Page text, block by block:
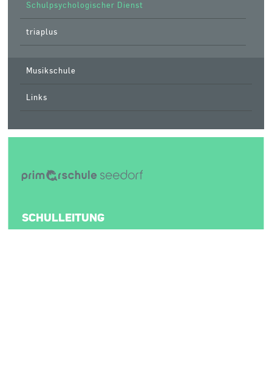
Schulpsychologischer Dienst
triaplus
Musikschule
Links
SCHULLEITUNG